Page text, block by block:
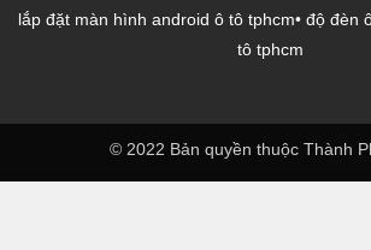
lắp đặt màn hình android ô tô tphcm• độ đèn
tô tphcm
© 2022 Bản quyền thuộc Thành